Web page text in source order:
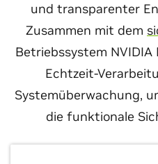
und transparenter
Zusammen mit dem
Betriebssystem
Echtzeit-
Systemüberwachung,
die funktionale